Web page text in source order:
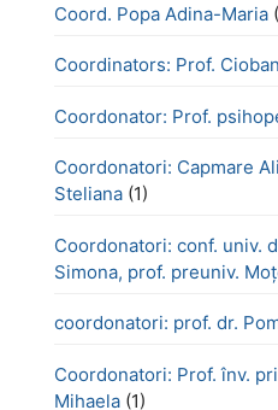
Coord. Popa Adina-Maria
Coordinators: Prof.
Coordonator: Prof.
Coordonatori: Capmare
Steliana (1)
Coordonatori: conf. univ.
Simona, prof. preuniv.
coordonatori: prof. dr.
Coordonatori: Prof. înv.
Mihaela (1)